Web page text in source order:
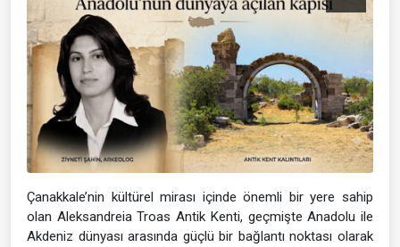
Çanakkale’nin kültürel mirası içinde önemli bir yere sahip
olan Aleksandreia Troas Antik Kenti, geçmişte Anadolu ile
Akdeniz dünyası arasında güçlü bir bağlantı noktası olarak